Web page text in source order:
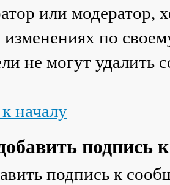
или модератор,
изменениях по
не могут удалить
началу
подпись
подпись к